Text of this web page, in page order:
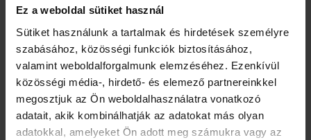
Ez a weboldal sütiket használ
Sütiket használunk a tartalmak és hirdetések személyre
szabásához, közösségi funkciók biztosításához,
valamint weboldalforgalmunk elemzéséhez. Ezenkívül
közösségi média-, hirdető- és elemező partnereinkkel
megosztjuk az Ön weboldalhasználatra vonatkozó
adatait, akik kombinálhatják az adatokat más olyan
adatokkal, amelyeket Ön adott meg számukra vagy az
gyakran okoz puffadást.
Allergia, intolerancia
Nagyon gyakran allergia vagy intolerancia áll a háttérben.
Napjainkban nagyon sok olyan étel, illetve anyag van, ami
erős, adott esetben veszélyes immunreakciókat vált ki. Más
esetekben arról van szó, hogy enzimhiány miatt a szervezet